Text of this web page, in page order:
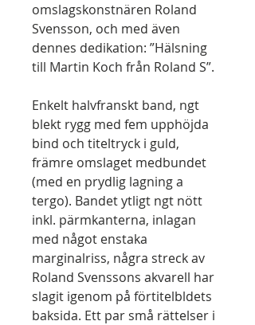
omslagskonstnären Roland
Svensson, och med även
dennes dedikation: ”Hälsning
till Martin Koch från Roland S”.
Enkelt halvfranskt band, ngt
blekt rygg med fem upphöjda
bind och titeltryck i guld,
främre omslaget medbundet
(med en prydlig lagning a
tergo). Bandet ytligt ngt nött
inkl. pärmkanterna, inlagan
med något enstaka
marginalriss, några streck av
Roland Svenssons akvarell har
slagit igenom på förtitelbldets
baksida. Ett par små rättelser i